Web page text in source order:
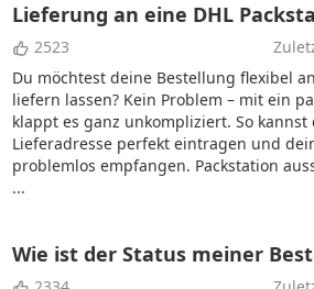
Lieferung an eine DHL
2523
Du möchtest deine Bestellung flexibel
liefern lassen? Kein Problem – mit ein
klappt es ganz unkompliziert. So kannst
Lieferadresse perfekt eintragen und
problemlos empfangen. Packstation
...
Wie ist der Status meiner